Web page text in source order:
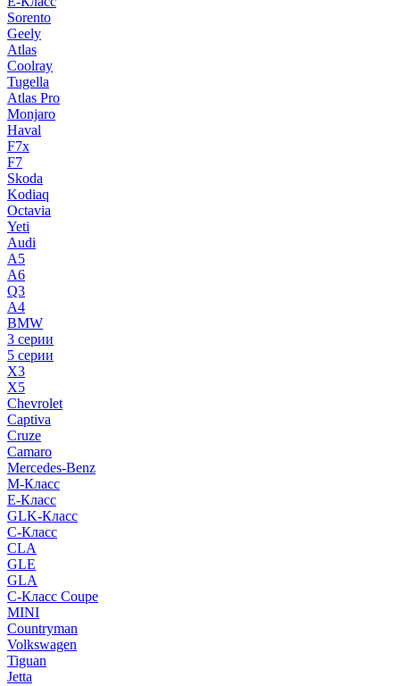
Sorento
Geely
Atlas
Coolray
Tugella
Atlas Pro
Monjaro
Haval
F7x
F7
Skoda
Kodiaq
Octavia
Yeti
Audi
A5
A6
Q3
A4
BMW
3 серии
5 серии
X3
X5
Chevrolet
Captiva
Cruze
Camaro
Mercedes-Benz
M-Класс
E-Класс
GLK-Класс
C-Класс
CLA
GLE
GLA
C-Класс Coupe
MINI
Countryman
Volkswagen
Tiguan
Jetta